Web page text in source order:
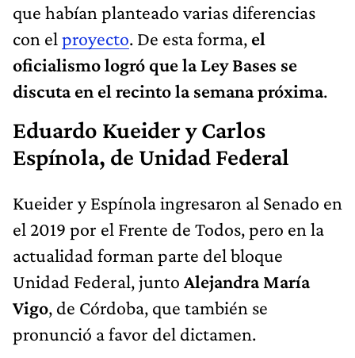
que habían planteado varias diferencias
con el proyecto. De esta forma, el
oficialismo logró que la Ley Bases se
discuta en el recinto la semana próxima.
Eduardo Kueider y Carlos
Espínola, de Unidad Federal
Kueider y Espínola ingresaron al Senado en
el 2019 por el Frente de Todos, pero en la
actualidad forman parte del bloque
Unidad Federal, junto Alejandra María
Vigo, de Córdoba, que también se
pronunció a favor del dictamen.